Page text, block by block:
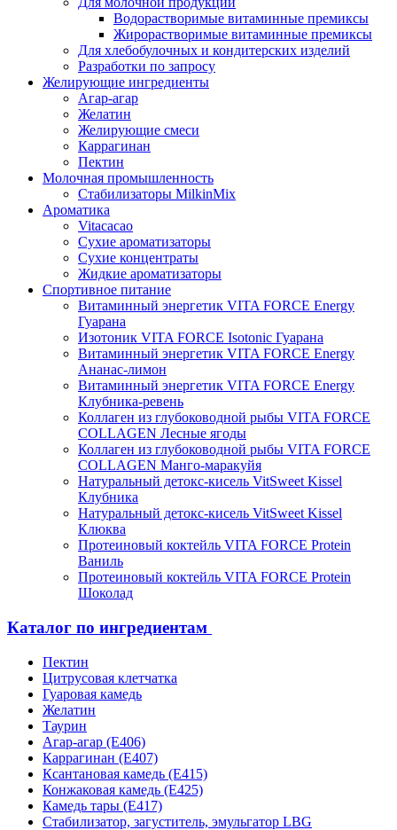
Водорастворимые витаминные премиксы
Жирорастворимые витаминные премиксы
Для хлебобулочных и кондитерских изделий
Разработки по запросу
Желирующие ингредиенты
Агар-агар
Желатин
Желирующие смеси
Каррагинан
Пектин
Молочная промышленность
Стабилизаторы MilkinMix
Ароматика
Vitacacao
Сухие ароматизаторы
Сухие концентраты
Жидкие ароматизаторы
Спортивное питание
Витаминный энергетик VITA FORCE Energy
Гуарана
Изотоник VITA FORCE Isotonic Гуарана
Витаминный энергетик VITA FORCE Energy
Ананас-лимон
Витаминный энергетик VITA FORCE Energy
Клубника-ревень
Коллаген из глубоководной рыбы VITA FORCE
COLLAGEN Лесные ягоды
Коллаген из глубоководной рыбы VITA FORCE
COLLAGEN Манго-маракуйя
Натуральный детокс-кисель VitSweet Kissel
Клубника
Натуральный детокс-кисель VitSweet Kissel
Клюква
Протеиновый коктейль VITA FORCE Protein
Ваниль
Протеиновый коктейль VITA FORCE Protein
Шоколад
Каталог по ингредиентам
Пектин
Цитрусовая клетчатка
Гуаровая камедь
Желатин
Таурин
Агар-агар (Е406)
Каррагинан (Е407)
Ксантановая камедь (Е415)
Конжаковая камедь (Е425)
Камедь тары (Е417)
Стабилизатор, загуститель, эмульгатор LBG